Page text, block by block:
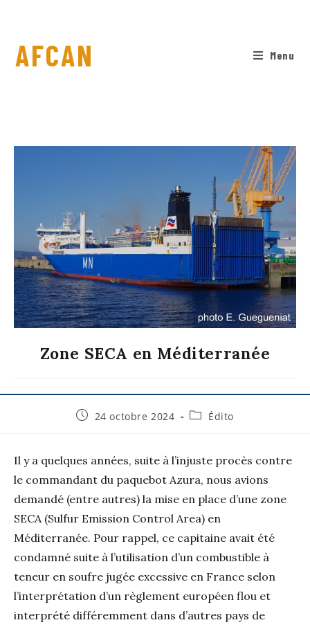
AFCAN Menu
Zone SECA en Méditerranée
24 octobre 2024 Édito
Il y a quelques années, suite à l’injuste procès contre
le commandant du paquebot Azura, nous avions
demandé (entre autres) la mise en place d’une zone
SECA (Sulfur Emission Control Area) en
Méditerranée. Pour rappel, ce capitaine avait été
condamné suite à l’utilisation d’un combustible à
teneur en soufre jugée excessive en France selon
l’interprétation d’un règlement européen flou et
interprété différemment dans d’autres pays de